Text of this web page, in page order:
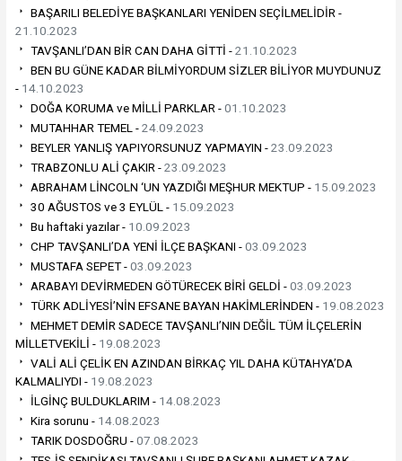
BAŞARILI BELEDİYE BAŞKANLARI YENİDEN SEÇİLMELİDİR -
21.10.2023
TAVŞANLI’DAN BİR CAN DAHA GİTTİ -21.10.2023
BEN BU GÜNE KADAR BİLMİYORDUM SİZLER BİLİYOR MUYDUNUZ
- 14.10.2023
DOĞA KORUMA ve MİLLİ PARKLAR -01.10.2023
MUTAHHAR TEMEL -24.09.2023
BEYLER YANLIŞ YAPIYORSUNUZ YAPMAYIN -23.09.2023
TRABZONLU ALİ ÇAKIR -23.09.2023
ABRAHAM LİNCOLN ‘UN YAZDIĞI MEŞHUR MEKTUP - 15.09.2023
30 AĞUSTOS ve 3 EYLÜL - 15.09.2023
Bu haftaki yazılar - 10.09.2023
CHP TAVŞANLI’DA YENİ İLÇE BAŞKANI -03.09.2023
MUSTAFA SEPET -03.09.2023
ARABAYI DEVİRMEDEN GÖTÜRECEK BİRİ GELDİ -03.09.2023
TÜRK ADLİYESİ’NİN EFSANE BAYAN HAKİMLERİNDEN - 19.08.2023
MEHMET DEMİR SADECE TAVŞANLI’NIN DEĞİL TÜM İLÇELERİN
MİLLETVEKİLİ - 19.08.2023
VALİ ALİ ÇELİK EN AZINDAN BİRKAÇ YIL DAHA KÜTAHYA’DA
KALMALIYDI - 19.08.2023
İLGİNÇ BULDUKLARIM - 14.08.2023
Kira sorunu - 14.08.2023
TARIK DOSDOĞRU -07.08.2023